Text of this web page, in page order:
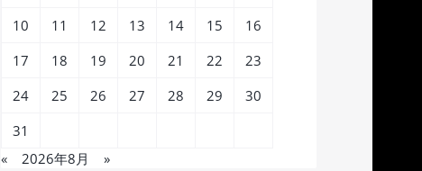
« 2026年8月 »
10
11 12 13 14 15
16
17
18 19 20 21 22
23
24
25 26 27 28 29
30
31